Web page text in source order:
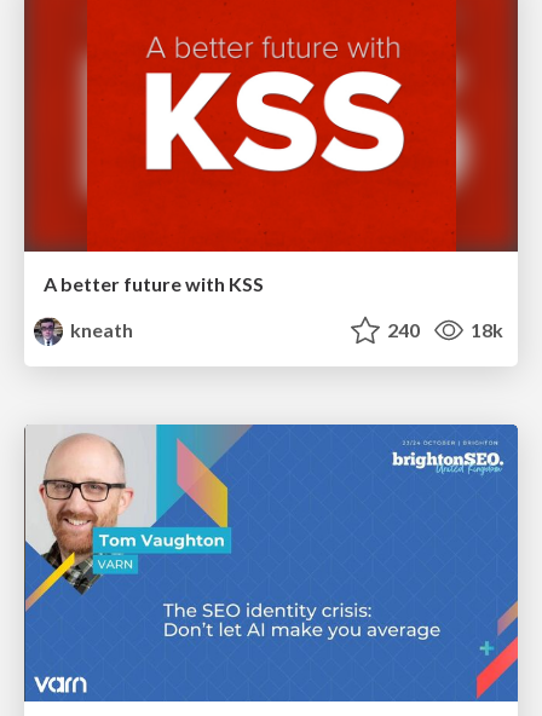
A better future with KSS
kneath
240 18k